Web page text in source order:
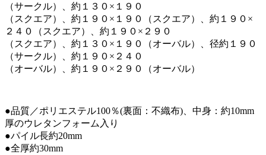
（サークル）、約１３０×１９０
（スクエア）、約１９０×１９０（スクエア）、約１９０×
２４０（スクエア）、約１９０×２９０
（スクエア）、約１３０×１９０（オーバル）、径約１９０
（サークル）、約１９０×２４０
（オーバル）、約１９０×２９０（オーバル）
●品質／ポリエステル100％(裏面：不織布)、中身：約10mm
厚のウレタンフォーム入り
●パイル長約20mm
●全厚約30mm